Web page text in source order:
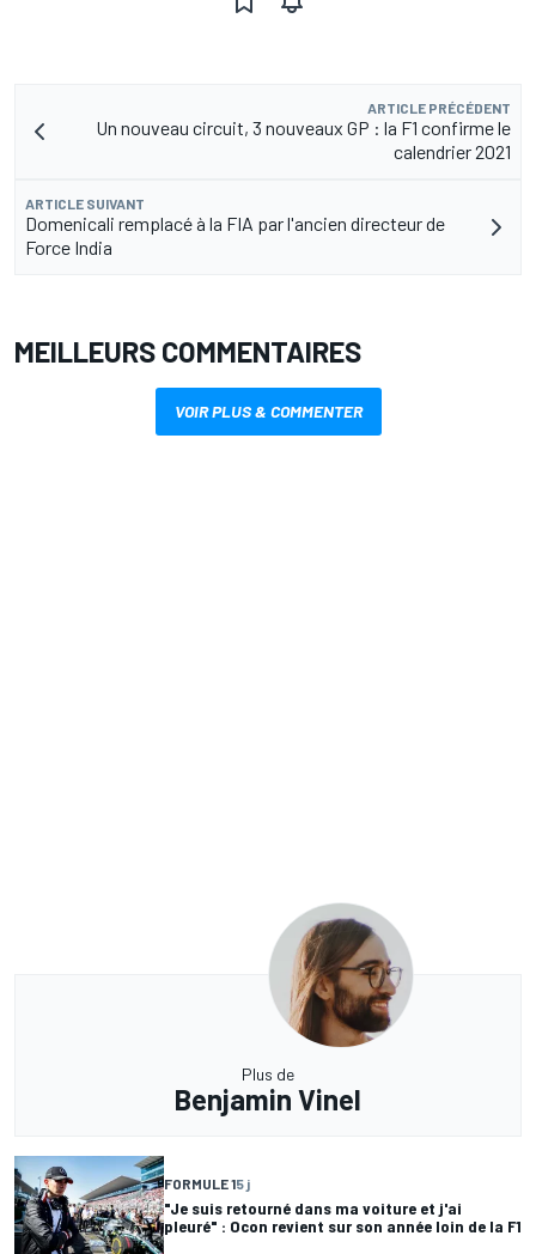
ARTICLE PRÉCÉDENT
Un nouveau circuit, 3 nouveaux GP : la F1 confirme le
calendrier 2021
ARTICLE SUIVANT
Domenicali remplacé à la FIA par l'ancien directeur de
Force India
MEILLEURS COMMENTAIRES
VOIR PLUS & COMMENTER
Plus de
Benjamin Vinel
FORMULE 15 j
"Je suis retourné dans ma voiture et j'ai
pleuré" : Ocon revient sur son année loin de la F1